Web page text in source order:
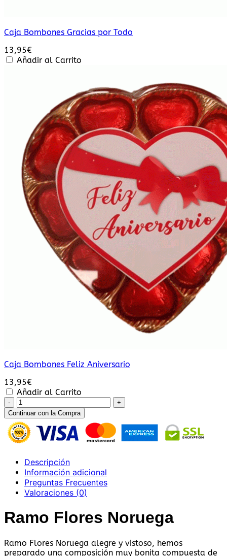
Caja Bombones Gracias por Todo
13,95€
Añadir al Carrito
Caja Bombones Feliz Aniversario
13,95€
Añadir al Carrito
Ramo
Flores
Noruega
cantidad
Continuar con la Compra
Descripción
Información adicional
Preguntas Frecuentes
Valoraciones (0)
Ramo Flores Noruega
Ramo Flores Noruega alegre y vistoso, hemos
preparado una composición muy bonita compuesta de